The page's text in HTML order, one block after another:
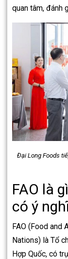
quan tâm, đánh
Đại Long Foods
FAO là
có ý
FAO (Food and
Nations) là Tổ
Hợp Quốc, có